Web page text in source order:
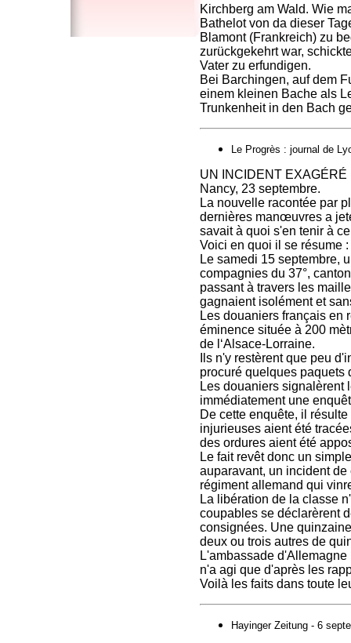
Kirchberg am Wald. Wie
Bathelot von da dieser
Blamont (Frankreich) zu
zurückgekehrt war,
Vater zu erfundigen.
Bei Barchingen, auf dem
einem kleinen Bache als
Trunkenheit in den Bach
Le Progrès : journal de
UN INCIDENT EXAGÉRÉ
Nancy, 23 septembre.
La nouvelle racontée par
dernières manœuvres a
savait à quoi s'en tenir à
Voici en quoi il se résume :
Le samedi 15 septembre,
compagnies du 37°,
passant à travers les
gagnaient isolément et
Les douaniers français en
éminence située à 200
de l‘Alsace-Lorraine.
Ils n'y restèrent que peu
procuré quelques paquets
Les douaniers signalèrent
immédiatement une
De cette enquête, il
injurieuses aient été
des ordures aient été
Le fait revêt donc un
auparavant, un incident
régiment allemand qui
La libération de la classe
coupables se déclarèrent
consignées. Une
deux ou trois autres de
L'ambassade
n'a agi que d'après les
Voilà les faits dans toute
Hayinger Zeitung - 6